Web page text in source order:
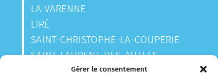
Gérer le consentement
LA VARENNE
LIRÉ
SAINT-CHRISTOPHE-LA-COUPERIE
SAINT-LAURENT-DES-AUTELS
SAINT-SAUVEUR-DE-LANDEMONT